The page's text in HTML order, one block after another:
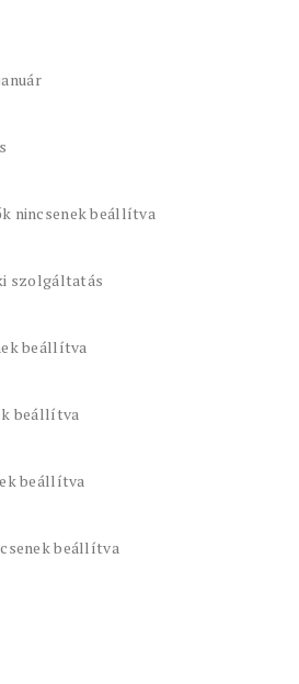
nincsenek beállítva
szolgáltatás
beállítva
beállítva
beállítva
beállítva